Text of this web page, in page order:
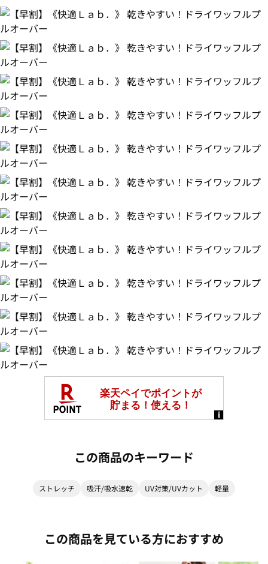
この商品のキーワード
ストレッチ 吸汗/吸水速乾 UV対策/UVカット 軽量
この商品を見ている方におすすめ